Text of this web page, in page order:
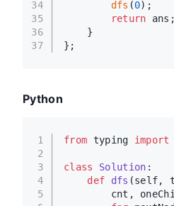
34
35
36
37
dfs (0);
return ans;
    }
};
Python
1
2
3
4
5
from typing import
class Solution :
def
dfs (self,
cnt,